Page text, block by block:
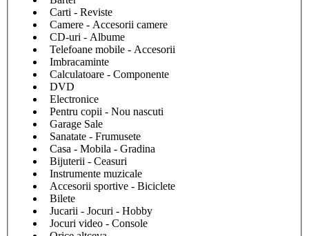
Carti - Reviste
Camere - Accesorii camere
CD-uri - Albume
Telefoane mobile - Accesorii
Imbracaminte
Calculatoare - Componente
DVD
Electronice
Pentru copii - Nou nascuti
Garage Sale
Sanatate - Frumusete
Casa - Mobila - Gradina
Bijuterii - Ceasuri
Instrumente muzicale
Accesorii sportive - Biciclete
Bilete
Jucarii - Jocuri - Hobby
Jocuri video - Console